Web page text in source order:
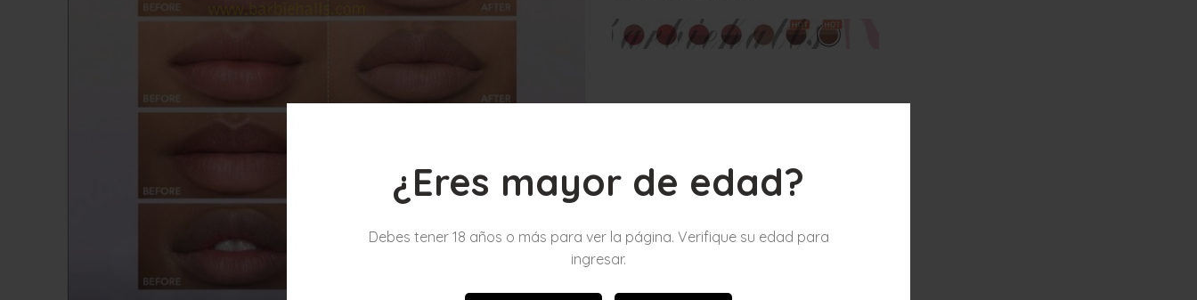
¿Eres mayor de edad?
Debes tener 18 años o más para ver la página. Verifique su edad para
ingresar.